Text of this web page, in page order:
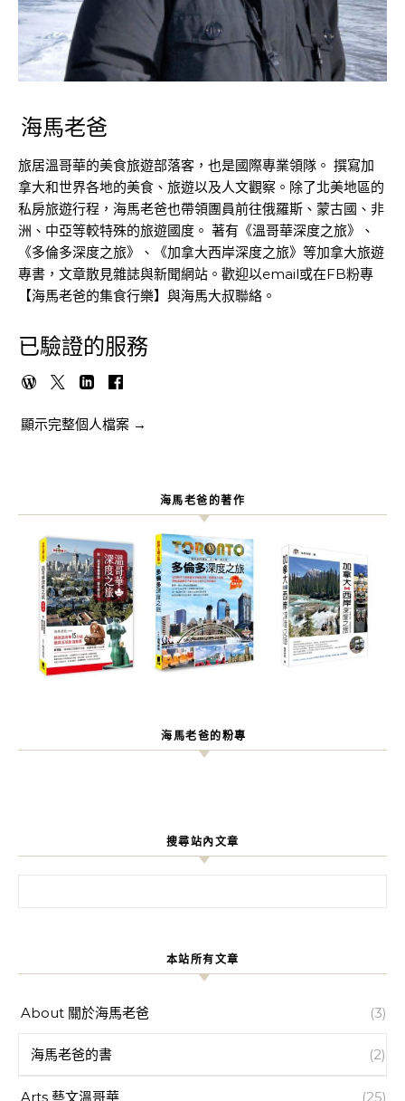
海馬老爸
旅居溫哥華的美食旅遊部落客，也是國際專業領隊。 撰寫加
拿大和世界各地的美食、旅遊以及人文觀察。除了北美地區的
私房旅遊行程，海馬老爸也帶領團員前往俄羅斯、蒙古國、非
洲、中亞等較特殊的旅遊國度。 著有《溫哥華深度之旅》、
《多倫多深度之旅》、《加拿大西岸深度之旅》等加拿大旅遊
專書，文章散見雜誌與新聞網站。歡迎以email或在FB粉專
【海馬老爸的集食行樂】與海馬大叔聯絡。
已驗證的服務
顯示完整個人檔案 →
海馬老爸的著作
海馬老爸的粉專
搜尋站內文章
本站所有文章
About 關於海馬老爸 (3)
海馬老爸的書 (2)
Arts 藝文溫哥華 (25)